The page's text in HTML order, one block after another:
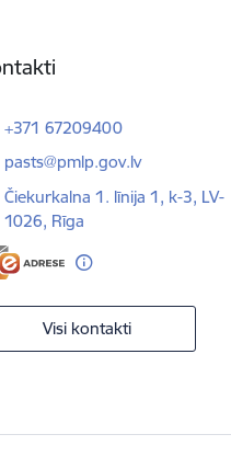
+371 67209400
E-pasts:
pasts@pmlp.gov.lv
Čiekurkalna 1. līnija 1, k-3, LV-
1026, Rīga
Visi kontakti